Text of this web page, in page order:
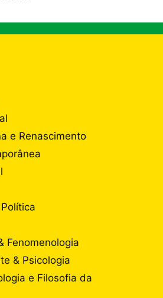
e Renascimento
Fenomenologia
& Psicologia
e Filosofia da